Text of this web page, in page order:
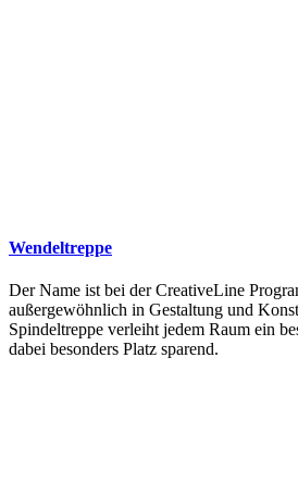
Wendeltreppe
Der Name ist bei der CreativeLine
außergewöhnlich in Gestaltung und
Spindeltreppe verleiht jedem Raum ein
dabei besonders Platz sparend.